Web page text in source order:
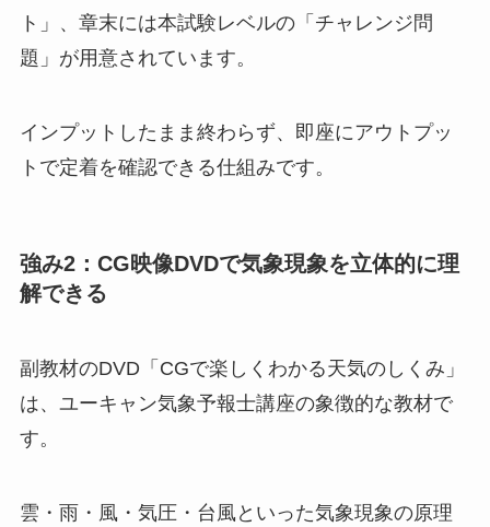
ト」、章末には本試験レベルの「チャレンジ問
題」が用意されています。
インプットしたまま終わらず、即座にアウトプッ
トで定着を確認できる仕組みです。
強み2：CG映像DVDで気象現象を立体的に理
解できる
副教材のDVD「CGで楽しくわかる天気のしくみ」
は、ユーキャン気象予報士講座の象徴的な教材で
す。
雲・雨・風・気圧・台風といった気象現象の原理